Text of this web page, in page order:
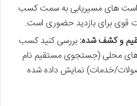
های مسیریابی به سمت کسب
قوی برای بازدید حضوری است.
و کشف شده: بررسی کنید کسب
محلی (جستجوی مستقیم نام
خدمات) نمایش داده شده